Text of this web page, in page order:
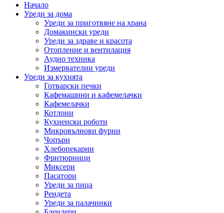
Начало
Уреди за дома
Уреди за приготвяне на храна
Домакински уреди
Уреди за здраве и красота
Отопление и вентилация
Аудио техника
Измервателни уреди
Уреди за кухнята
Готварски печки
Кафемашини и кафемелачки
Кафемелачки
Котлони
Кухненски роботи
Микровълнови фурни
Чопъри
Хлебопекарни
Фритюрници
Миксери
Пасатори
Уреди за пица
Рендета
Уреди за палачинки